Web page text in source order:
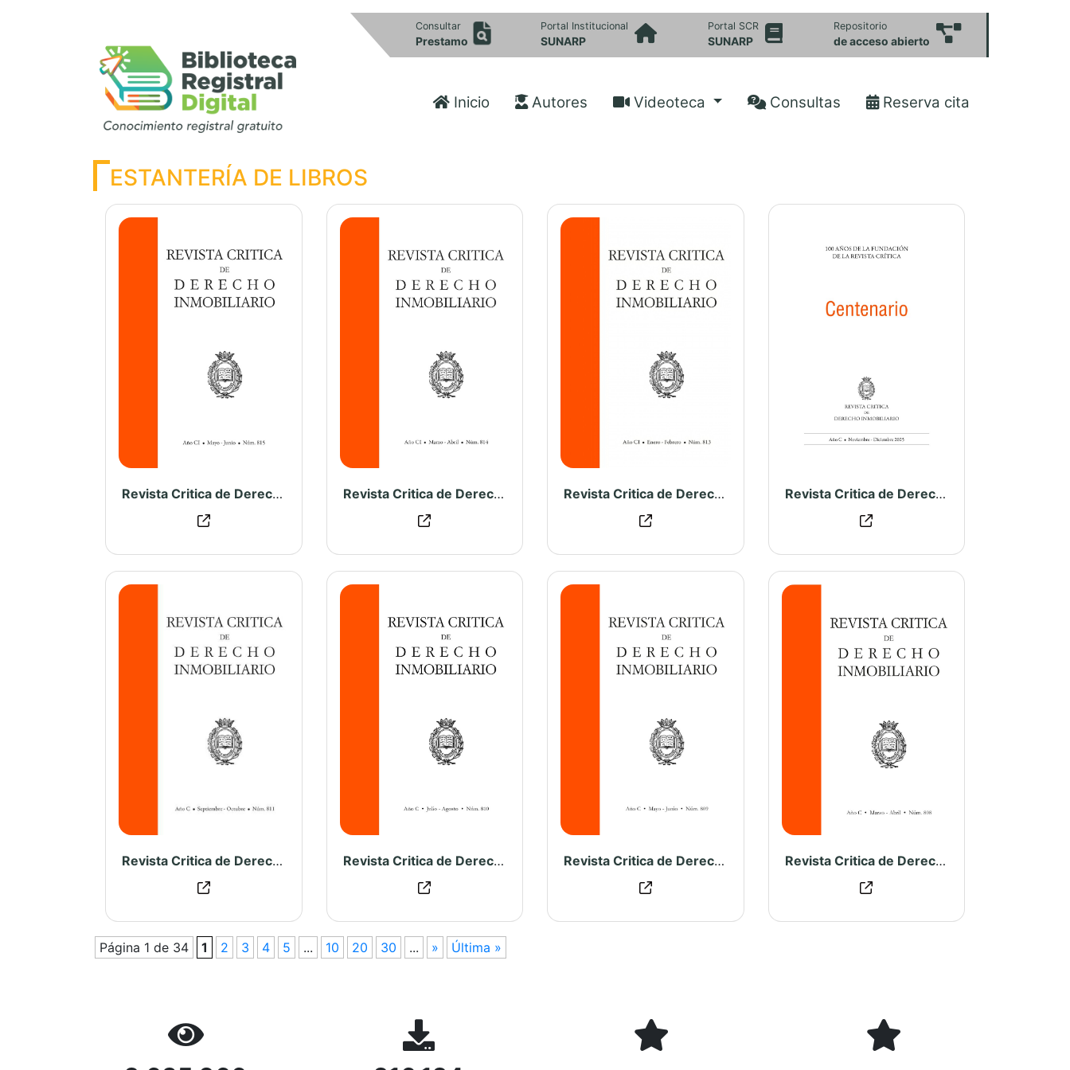
Consultar
Prestamo
Portal Institucional
SUNARP
Portal SCR
SUNARP
Repositorio
de acceso abierto
Inicio Autores Videoteca Consultas Reserva cita
ESTANTERÍA DE LIBROS
Revista Critica de Derecho Inmobiliario N° 815 Revista Critica de Derecho Inmobiliario N° 814 Revista Critica de Derecho Inmobiliario N° 813 Revista Critica de Derecho Inmobiliario N° 812
Revista Critica de Derecho Inmobiliario N° 811 Revista Critica de Derecho Inmobiliario N° 810 Revista Critica de Derecho Inmobiliario N° 809 Revista Critica de Derecho Inmobiliario N° 808
Página 1 de 34 1 2 3 4 5 ... 10 20 30 ... » Última »